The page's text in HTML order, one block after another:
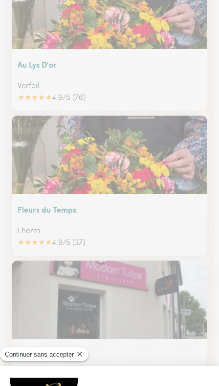
Au Lys D'or
Verfeil
★★★★★4.9/5 (76)
Fleurs du Temps
Lherm
★★★★★4.9/5 (37)
Madam' Tulipe
Gagnac Sur Garonne